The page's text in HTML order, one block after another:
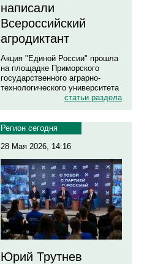
написали
Всероссийский
агродиктант
Акция "Единой России" прошла
на площадке Приморского
государственного аграрно-
технологического университета
статьи раздела
Регион сегодня
28 Мая 2026, 14:16
Юрий Трутнев